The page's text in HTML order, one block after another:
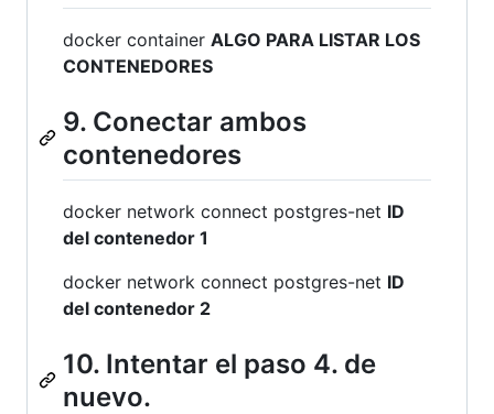
docker container ALGO PARA LISTAR LOS
CONTENEDORES
9. Conectar ambos
contenedores
docker network connect postgres-net ID
del contenedor 1
docker network connect postgres-net ID
del contenedor 2
10. Intentar el paso 4. de
nuevo.